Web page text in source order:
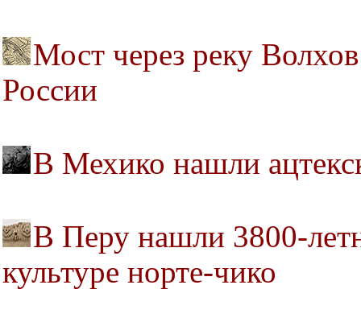
Мост через реку
России
В Мехико нашли
В Перу нашли 3800-
культуре норте-чико